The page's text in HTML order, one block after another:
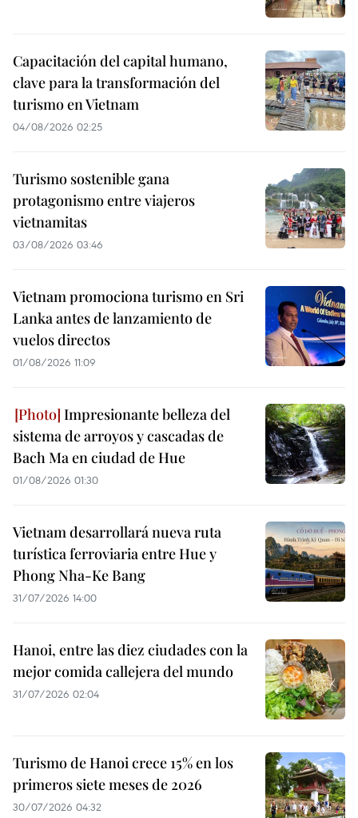
Capacitación del capital humano,
clave para la transformación del
turismo en Vietnam
04/08/2026 02:25
Turismo sostenible gana
protagonismo entre viajeros
vietnamitas
03/08/2026 03:46
Vietnam promociona turismo en Sri
Lanka antes de lanzamiento de
vuelos directos
01/08/2026 11:09
Impresionante belleza del
sistema de arroyos y cascadas de
Bach Ma en ciudad de Hue
01/08/2026 01:30
Vietnam desarrollará nueva ruta
turística ferroviaria entre Hue y
Phong Nha-Ke Bang
31/07/2026 14:00
Hanoi, entre las diez ciudades con la
mejor comida callejera del mundo
31/07/2026 02:04
Turismo de Hanoi crece 15% en los
primeros siete meses de 2026
30/07/2026 04:32